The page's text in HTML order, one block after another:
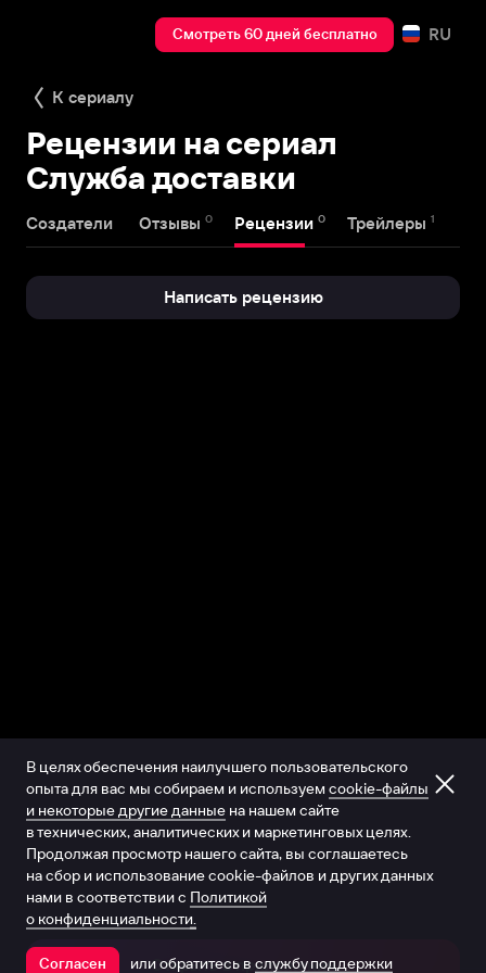
Смотреть 60 дней бесплатно RU
К сериалу
Рецензии на сериал
Служба доставки
Создатели Отзывы 0 Рецензии 0 Трейлеры 1
Написать рецензию
Открыть в приложении
В целях обеспечения наилучшего пользовательского
опыта для вас мы собираем и используем cookie-файлы
и некоторые другие данные на нашем сайте
в технических, аналитических и маркетинговых целях.
Продолжая просмотр нашего сайта, вы соглашаетесь
на сбор и использование cookie-файлов и других данных
нами в соответствии с Политикой
о конфиденциальности.
Согласен или обратитесь в службу поддержки